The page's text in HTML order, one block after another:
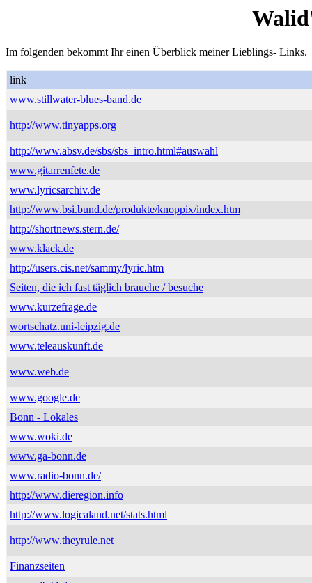
Im folgenden bekommt Ihr einen Überblick meiner Lieblings- Links.
link
www.stillwater-blues-band.de
http://www.tinyapps.org
http://www.absv.de/sbs/sbs_intro.html#auswahl
www.gitarrenfete.de
www.lyricsarchiv.de
http://www.bsi.bund.de/produkte/knoppix/index.htm
http://shortnews.stern.de/
www.klack.de
http://users.cis.net/sammy/lyric.htm
Seiten, die ich fast täglich brauche / besuche
www.kurzefrage.de
wortschatz.uni-leipzig.de
www.teleauskunft.de
www.web.de
www.google.de
Bonn - Lokales
www.woki.de
www.ga-bonn.de
www.radio-bonn.de/
http://www.dieregion.info
http://www.logicaland.net/stats.html
http://www.theyrule.net
Finanzseiten